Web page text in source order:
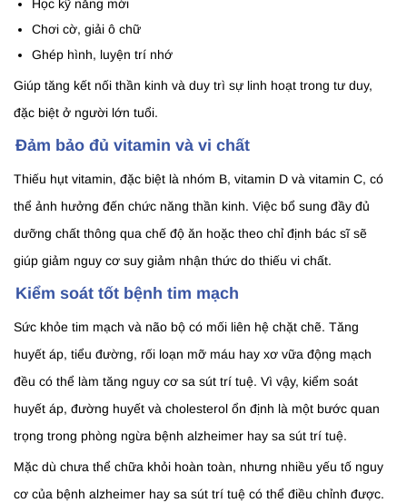
Học kỹ năng mới
Chơi cờ, giải ô chữ
Ghép hình, luyện trí nhớ
Giúp tăng kết nối thần kinh và duy trì sự linh hoạt trong tư duy,
đặc biệt ở người lớn tuổi.
Đảm bảo đủ vitamin và vi chất
Thiếu hụt vitamin, đặc biệt là nhóm B, vitamin D và vitamin C, có
thể ảnh hưởng đến chức năng thần kinh. Việc bổ sung đầy đủ
dưỡng chất thông qua chế độ ăn hoặc theo chỉ định bác sĩ sẽ
giúp giảm nguy cơ suy giảm nhận thức do thiếu vi chất.
Kiểm soát tốt bệnh tim mạch
Sức khỏe tim mạch và não bộ có mối liên hệ chặt chẽ. Tăng
huyết áp, tiểu đường, rối loạn mỡ máu hay xơ vữa động mạch
đều có thể làm tăng nguy cơ sa sút trí tuệ. Vì vậy, kiểm soát
huyết áp, đường huyết và cholesterol ổn định là một bước quan
trọng trong phòng ngừa bệnh alzheimer hay sa sút trí tuệ.
Mặc dù chưa thể chữa khỏi hoàn toàn, nhưng nhiều yếu tố nguy
cơ của bệnh alzheimer hay sa sút trí tuệ có thể điều chỉnh được.